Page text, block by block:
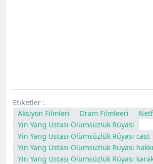
Etiketler :
Aksiyon Filmleri Dram Filmleeri
Yin Yang Ustası Ölümsüzlük Rüyası
Yin Yang Ustası Ölümsüzlük Rüyası cast
Yin Yang Ustası Ölümsüzlük Rüyası
Yin Yang Ustası Ölümsüzlük Rüyası